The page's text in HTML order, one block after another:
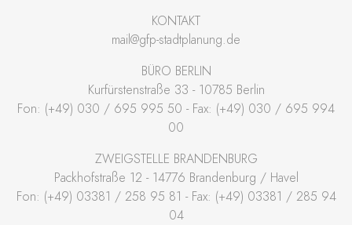
KONTAKT
mail@gfp-stadtplanung.de
BÜRO BERLIN
Kurfürstenstraße 33 - 10785 Berlin
Fon: (+49) 030 / 695 995 50 - Fax: (+49) 030 / 695 994
00
ZWEIGSTELLE BRANDENBURG
Packhofstraße 12 - 14776 Brandenburg / Havel
Fon: (+49) 03381 / 258 95 81 - Fax: (+49) 03381 / 285 94
04